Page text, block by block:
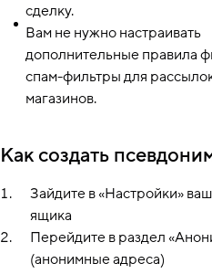
Как создать
сделку.
Вам не нужно настраивать
дополнительные правила
спам-фильтры для
магазинов.
Зайдите в «Настройки»
ящика
Перейдите в раздел
(анонимные адреса)